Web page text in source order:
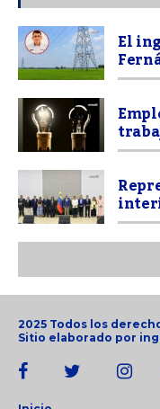
El
2025 Todos los
Sitio elaborado por